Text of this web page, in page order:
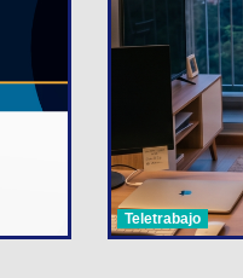
Teletrabajo